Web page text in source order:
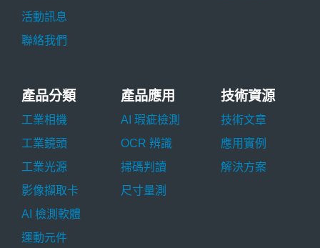
活動訊息
聯絡我們
產品分類
工業相機
工業鏡頭
工業光源
影像擷取卡
AI 檢測軟體
運動元件
產品應用
AI 瑕疵檢測
OCR 辨識
掃碼判讀
尺寸量測
技術資源
技術文章
應用實例
解決方案